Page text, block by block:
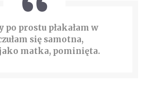
po prostu płakałam w
się samotna,
matka, pominięta.